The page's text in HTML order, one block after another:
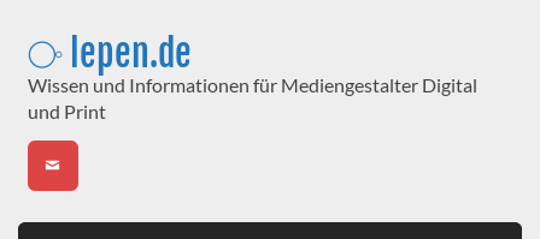
content⧂ lepen.de
Wissen und Informationen für Mediengestalter Digital
und Print